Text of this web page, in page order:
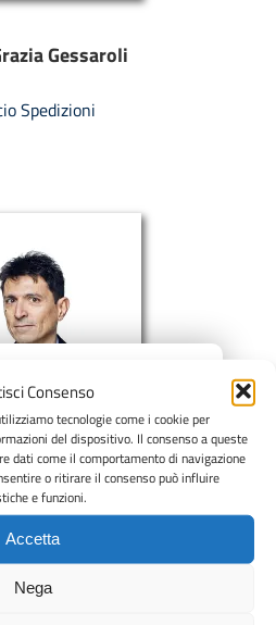
Consenso
tecnologie come i cookie per
del dispositivo. Il consenso a queste
dati come il comportamento di navigazione
o ritirare il consenso può influire
e funzioni.
Accetta
Nega
Gessaroli
Spedizioni
Montanari